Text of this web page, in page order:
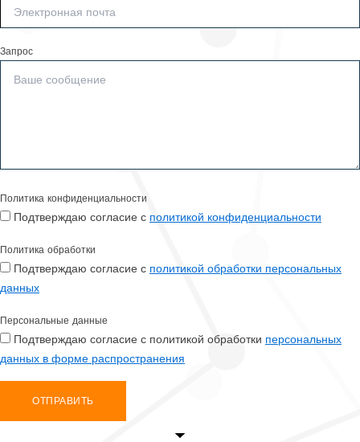
Запрос
Политика конфиденциальности
Подтверждаю согласие с политикой конфиденциальности
Политика обработки
Подтверждаю согласие с политикой обработки персональных
данных
Персональные данные
Подтверждаю согласие с политикой обработки персональных
данных в форме распространения
ОТПРАВИТЬ